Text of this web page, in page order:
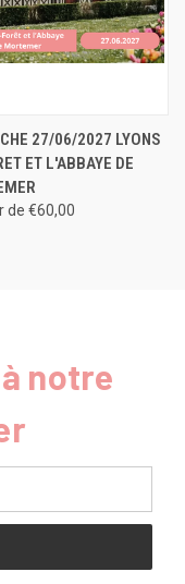
27/06/2027 LYONS
ET L'ABBAYE DE
de €60,00
notre